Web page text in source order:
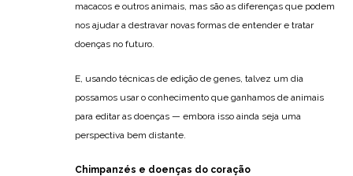
macacos e outros animais, mas são as diferenças que podem
nos ajudar a destravar novas formas de entender e tratar
doenças no futuro.
E, usando técnicas de edição de genes, talvez um dia
possamos usar o conhecimento que ganhamos de animais
para editar as doenças — embora isso ainda seja uma
perspectiva bem distante.
Chimpanzés e doenças do coração